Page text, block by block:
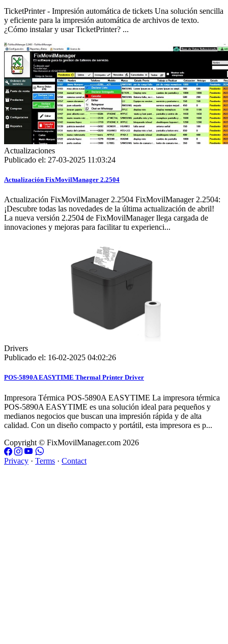
TicketPrinter - Impresión automática de tickets Una solución sencilla
y eficiente para la impresión automática de archivos de texto.
¿Cómo instalar y usar TicketPrinter? ...
Actualizaciones
Publicado el: 27-03-2025 11:03:24
Actualización FixMovilManager 2.2504
Actualización FixMovilManager 2.2504 FixMovilManager 2.2504:
¡Descubre todas las novedades de la última actualización de abril!
La nueva versión 2.2504 de FixMovilManager llega cargada de
innovaciones y mejoras para facilitar tu experienci...
Drivers
Publicado el: 16-02-2025 04:02:26
POS-5890A EASYTIME Thermal Printer Driver
Impresora Térmica POS-5890A EASYTIME La impresora térmica
POS-5890A EASYTIME es una solución ideal para pequeños y
medianos negocios que buscan una impresión rápida y de alta
calidad. Con un diseño compacto y portátil, esta impresora es p...
Copyright © FixMovilManager.com 2026
Privacy · Terms · Contact